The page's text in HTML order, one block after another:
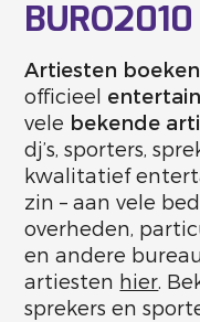
BURO2010
Artiesten
officieel
vele bekende
dj’s, sporters,
kwalitatief
zin – aan vele
overheden,
en andere
artiesten hier.
sprekers en